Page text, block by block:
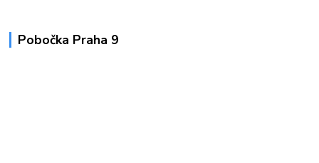
Pobočka Praha 9